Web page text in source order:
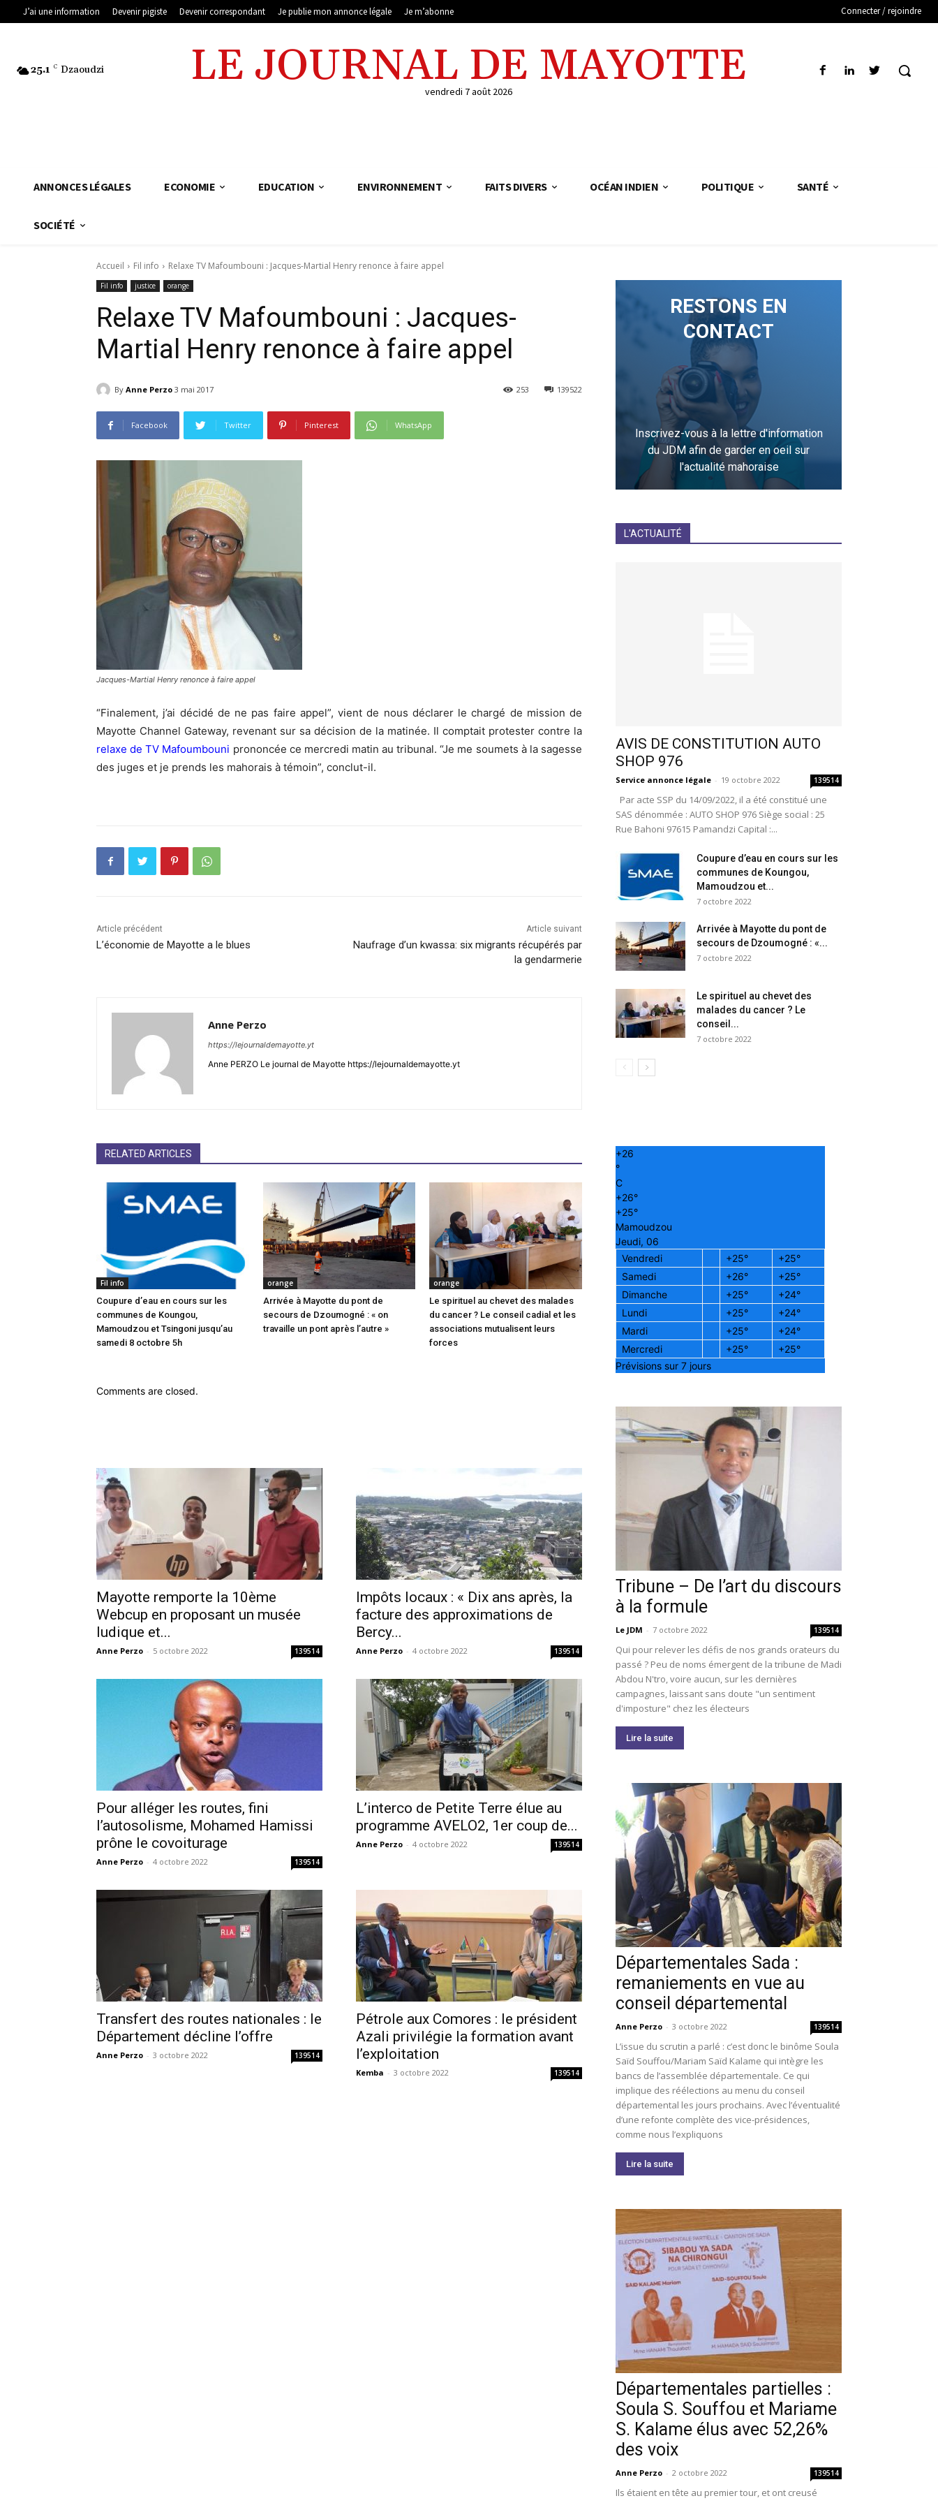
J’ai une information Devenir pigiste Devenir correspondant Je publie mon annonce légale Je m’abonne Connecter / rejoindre
25.1 C Dzaoudzi LE JOURNAL DE MAYOTTE
vendredi 7 août 2026
ANNONCES LÉGALES ECONOMIE EDUCATION ENVIRONNEMENT FAITS DIVERS OCÉAN INDIEN POLITIQUE SANTÉ
SOCIÉTÉ
Accueil Fil info Relaxe TV Mafoumbouni : Jacques-Martial Henry renonce à faire appel
Fil info justice orange
Relaxe TV Mafoumbouni : Jacques-
Martial Henry renonce à faire appel
By Anne Perzo 3 mai 2017 139522
253
Facebook Twitter Pinterest WhatsApp
Jacques-Martial Henry renonce à faire appel
“Finalement, j’ai décidé de ne pas faire appel”, vient de nous déclarer le chargé de mission de
Mayotte Channel Gateway, revenant sur sa décision de la matinée. Il comptait protester contre la
relaxe de TV Mafoumbouni prononcée ce mercredi matin au tribunal. “Je me soumets à la sagesse
des juges et je prends les mahorais à témoin”, conclut-il.
Article précédent
L’économie de Mayotte a le blues
Article suivant
Naufrage d’un kwassa: six migrants récupérés par
la gendarmerie
Anne Perzo
https://lejournaldemayotte.yt
Anne PERZO Le journal de Mayotte https://lejournaldemayotte.yt
RELATED ARTICLES
Fil info
Coupure d’eau en cours sur les
communes de Koungou,
Mamoudzou et Tsingoni jusqu’au
samedi 8 octobre 5h
orange
Arrivée à Mayotte du pont de
secours de Dzoumogné : « on
travaille un pont après l’autre »
orange
Le spirituel au chevet des malades
du cancer ? Le conseil cadial et les
associations mutualisent leurs
forces
Comments are closed.
Mayotte remporte la 10ème
Webcup en proposant un musée
ludique et...
Anne Perzo - 5 octobre 2022 139514
Impôts locaux : « Dix ans après, la
facture des approximations de
Bercy...
Anne Perzo - 4 octobre 2022 139514
Pour alléger les routes, fini
l’autosolisme, Mohamed Hamissi
prône le covoiturage
Anne Perzo - 4 octobre 2022 139514
L’interco de Petite Terre élue au
programme AVELO2, 1er coup de...
Anne Perzo - 4 octobre 2022 139514
Transfert des routes nationales : le
Département décline l’offre
Anne Perzo - 3 octobre 2022 139514
Pétrole aux Comores : le président
Azali privilégie la formation avant
l’exploitation
Kemba - 3 octobre 2022 139514
RESTONS EN
CONTACT
Inscrivez-vous à la lettre d'information
du JDM afin de garder en oeil sur
l'actualité mahoraise
L'ACTUALITÉ
AVIS DE CONSTITUTION AUTO
SHOP 976
Service annonce légale - 19 octobre 2022 139514
Par acte SSP du 14/09/2022, il a été constitué une
SAS dénommée : AUTO SHOP 976 Siège social : 25
Rue Bahoni 97615 Pamandzi Capital :...
Coupure d’eau en cours sur les
communes de Koungou,
Mamoudzou et...
7 octobre 2022
Arrivée à Mayotte du pont de
secours de Dzoumogné : «...
7 octobre 2022
Le spirituel au chevet des
malades du cancer ? Le
conseil...
7 octobre 2022
+26
°
C
+26°
+25°
Mamoudzou
Jeudi, 06
Vendredi
+25° +25°
Samedi
+26° +25°
Dimanche
+25° +24°
Lundi
+25° +24°
Mardi
+25° +24°
Mercredi
+25° +25°
Prévisions sur 7 jours
Tribune – De l’art du discours
à la formule
Le JDM - 7 octobre 2022 139514
Qui pour relever les défis de nos grands orateurs du
passé ? Peu de noms émergent de la tribune de Madi
Abdou N'tro, voire aucun, sur les dernières
campagnes, laissant sans doute "un sentiment
d'imposture" chez les électeurs
Lire la suite
Départementales Sada :
remaniements en vue au
conseil départemental
Anne Perzo - 3 octobre 2022 139514
L’issue du scrutin a parlé : c’est donc le binôme Soula
Saïd Souffou/Mariam Saïd Kalame qui intègre les
bancs de l’assemblée départementale. Ce qui
implique des réélections au menu du conseil
départemental les jours prochains. Avec l’éventualité
d’une refonte complète des vice-présidences,
comme nous l’expliquons
Lire la suite
Départementales partielles :
Soula S. Souffou et Mariame
S. Kalame élus avec 52,26%
des voix
Anne Perzo - 2 octobre 2022 139514
Ils étaient en tête au premier tour, et ont creusé